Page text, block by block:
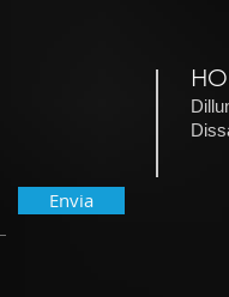
Envia